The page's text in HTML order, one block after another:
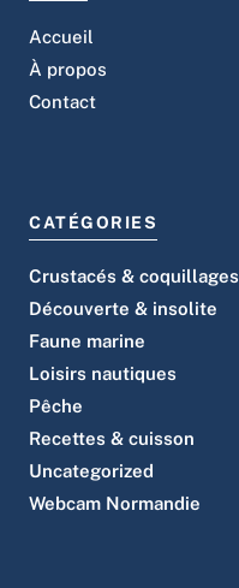
Accueil
À propos
Contact
CATÉGORIES
Crustacés & coquillages
Découverte & insolite
Faune marine
Loisirs nautiques
Pêche
Recettes & cuisson
Uncategorized
Webcam Normandie